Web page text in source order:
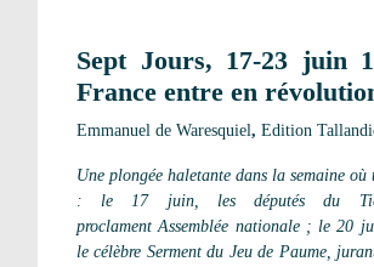
Sept Jours, 17-23 juin
France entre en
Emmanuel de Waresquiel, Edition
Une plongée haletante dans la semaine où
: le 17 juin, les députés du
proclament Assemblée nationale ; le 20
le célèbre Serment du Jeu de Paume,